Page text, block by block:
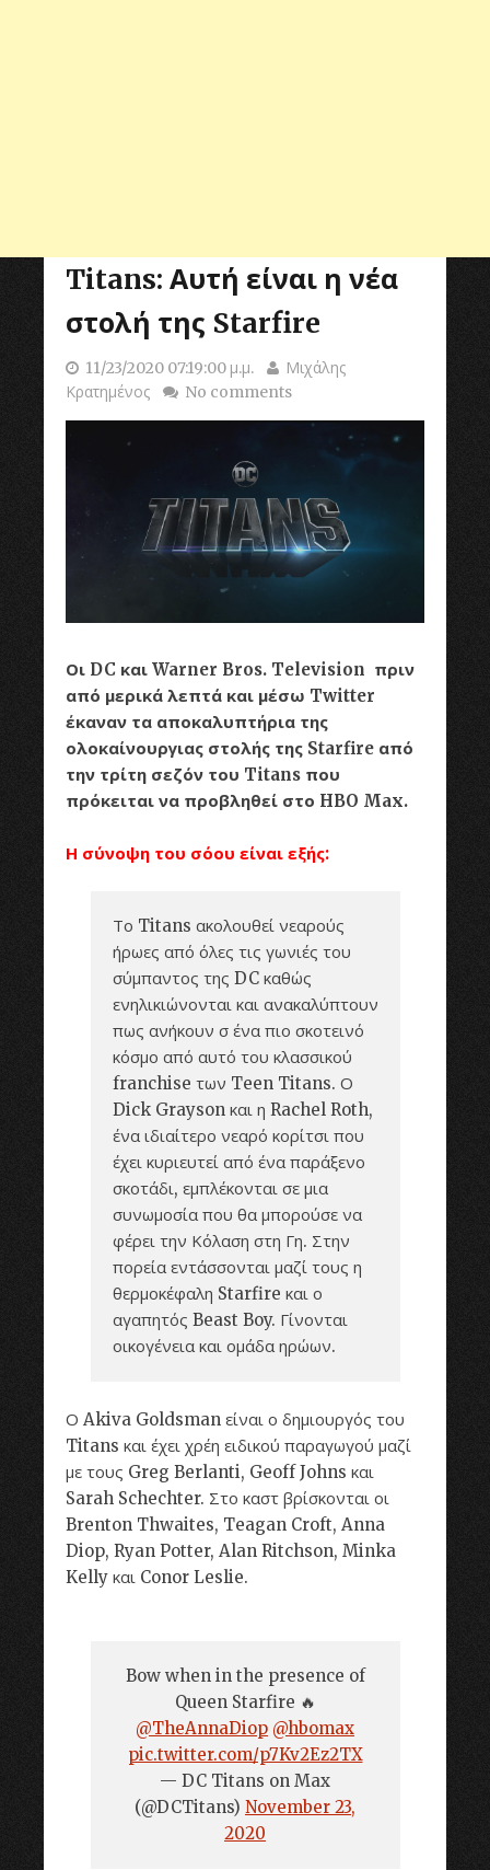
Titans: Αυτή είναι η νέα
στολή της Starfire
11/23/2020 07:19:00 μ.μ.
Μιχάλης
Κρατημένος
No comments
Οι DC και Warner Bros. Television πριν
από μερικά λεπτά και μέσω Twitter
έκαναν τα αποκαλυπτήρια της
ολοκαίνουργιας στολής της Starfire από
την τρίτη σεζόν του Titans που
πρόκειται να προβληθεί στο HBO Max.
Η σύνοψη του σόου είναι εξής:
Το Titans ακολουθεί νεαρούς
ήρωες από όλες τις γωνιές του
σύμπαντος της DC καθώς
ενηλικιώνονται και ανακαλύπτουν
πως ανήκουν σ ένα πιο σκοτεινό
κόσμο από αυτό του κλασσικού
franchise των Teen Titans. Ο
Dick Grayson και η Rachel Roth,
ένα ιδιαίτερο νεαρό κορίτσι που
έχει κυριευτεί από ένα παράξενο
σκοτάδι, εμπλέκονται σε μια
συνωμοσία που θα μπορούσε να
φέρει την Κόλαση στη Γη. Στην
πορεία εντάσσονται μαζί τους η
θερμοκέφαλη Starfire και ο
αγαπητός Beast Boy. Γίνονται
οικογένεια και ομάδα ηρώων.
Ο Akiva Goldsman είναι ο δημιουργός του
Titans και έχει χρέη ειδικού παραγωγού μαζί
με τους Greg Berlanti, Geoff Johns και
Sarah Schechter. Στο καστ βρίσκονται οι
Brenton Thwaites, Teagan Croft, Anna
Diop, Ryan Potter, Alan Ritchson, Minka
Kelly και Conor Leslie.
Bow when in the presence of
Queen Starfire 🔥
@TheAnnaDiop @hbomax
pic.twitter.com/p7Kv2Ez2TX
— DC Titans on Max
(@DCTitans) November 23,
2020